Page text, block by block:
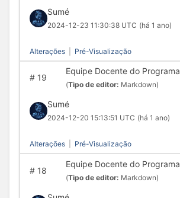
Sumé
2024-12-23 11:30:38 UTC (há 1 ano)
Alterações Pré-Visualização
#19
Equipe Docente do Programa
(Tipo de editor: Markdown)
Sumé
2024-12-20 15:13:51 UTC (há 1 ano)
Alterações Pré-Visualização
#18
Equipe Docente do Programa
(Tipo de editor: Markdown)